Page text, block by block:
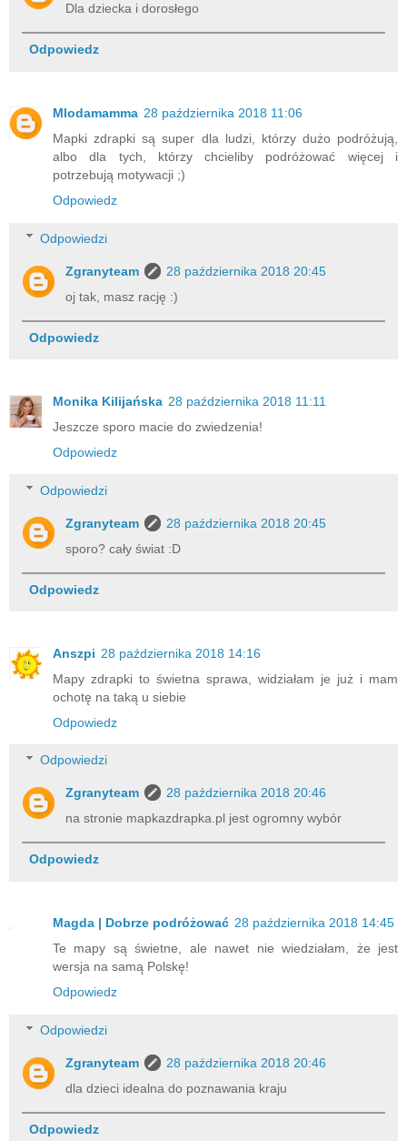
Dla dziecka i dorosłego
Odpowiedz
Mlodamamma 28 października 2018 11:06
Mapki zdrapki są super dla ludzi, którzy dużo podróżują,
albo dla tych, którzy chcieliby podróżować więcej i
potrzebują motywacji ;)
Odpowiedz
Odpowiedzi
Zgranyteam
28 października 2018 20:45
oj tak, masz rację :)
Odpowiedz
Monika Kilijańska 28 października 2018 11:11
Jeszcze sporo macie do zwiedzenia!
Odpowiedz
Odpowiedzi
Zgranyteam
28 października 2018 20:45
sporo? cały świat :D
Odpowiedz
Anszpi 28 października 2018 14:16
Mapy zdrapki to świetna sprawa, widziałam je już i mam
ochotę na taką u siebie
Odpowiedz
Odpowiedzi
Zgranyteam
28 października 2018 20:46
na stronie mapkazdrapka.pl jest ogromny wybór
Odpowiedz
Magda | Dobrze podróżować 28 października 2018 14:45
Te mapy są świetne, ale nawet nie wiedziałam, że jest
wersja na samą Polskę!
Odpowiedz
Odpowiedzi
Zgranyteam
28 października 2018 20:46
dla dzieci idealna do poznawania kraju
Odpowiedz